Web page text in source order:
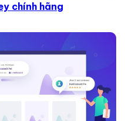
chính hãng